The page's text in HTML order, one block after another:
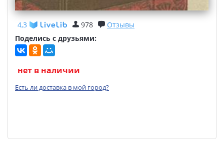
4,3 978
Отзывы
Поделись с друзьями:
нет в наличии
Есть ли доставка в мой город?